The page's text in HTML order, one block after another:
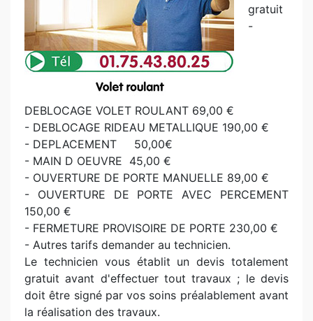
gratuit
-
DEBLOCAGE VOLET ROULANT 69,00 €
- DEBLOCAGE RIDEAU METALLIQUE 190,00 €
- DEPLACEMENT 50,00€
- MAIN D OEUVRE 45,00 €
- OUVERTURE DE PORTE MANUELLE 89,00 €
- OUVERTURE DE PORTE AVEC PERCEMENT
150,00 €
- FERMETURE PROVISOIRE DE PORTE 230,00 €
- Autres tarifs demander au technicien.
Le technicien vous établit un devis totalement
gratuit avant d'effectuer tout travaux ; le devis
doit être signé par vos soins préalablement avant
la réalisation des travaux.